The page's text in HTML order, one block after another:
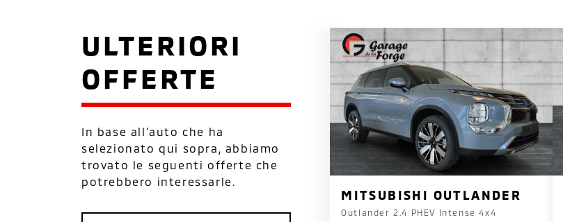
ULTERIORI
OFFERTE
In base all’auto che ha
selezionato qui sopra, abbiamo
trovato le seguenti offerte che
potrebbero interessarle.
MITSUBISHI OUTLANDER
Outlander 2.4 PHEV Intense 4x4